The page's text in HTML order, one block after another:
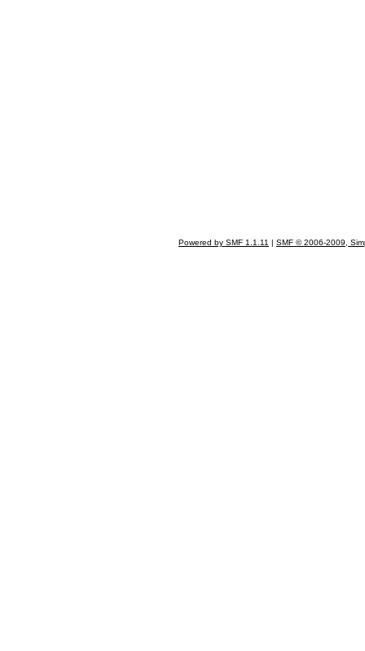
Powered by SMF 1.1.11 | SMF © 2006-2009,